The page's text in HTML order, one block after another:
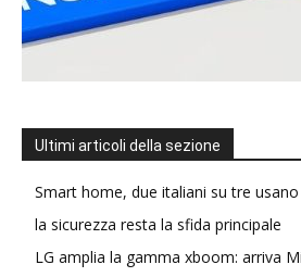
Ultimi articoli della sezione
Smart home, due italiani su tre
la sicurezza resta la sfida principale
LG amplia la gamma xboom: arriva